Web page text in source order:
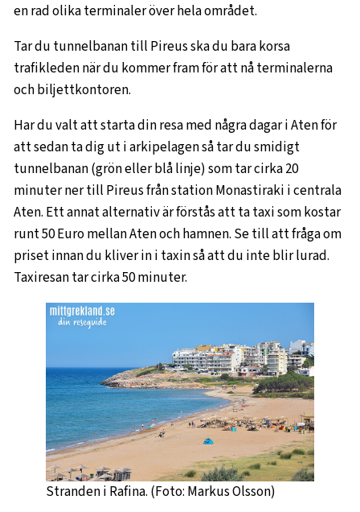
en rad olika terminaler över hela området.
Tar du tunnelbanan till Pireus ska du bara korsa
trafikleden när du kommer fram för att nå terminalerna
och biljettkontoren.
Har du valt att starta din resa med några dagar i Aten för
att sedan ta dig ut i arkipelagen så tar du smidigt
tunnelbanan (grön eller blå linje) som tar cirka 20
minuter ner till Pireus från station Monastiraki i centrala
Aten. Ett annat alternativ är förstås att ta taxi som kostar
runt 50 Euro mellan Aten och hamnen. Se till att fråga om
priset innan du kliver in i taxin så att du inte blir lurad.
Taxiresan tar cirka 50 minuter.
Stranden i Rafina. (Foto: Markus Olsson)